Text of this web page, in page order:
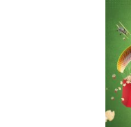
الى
المفضلة